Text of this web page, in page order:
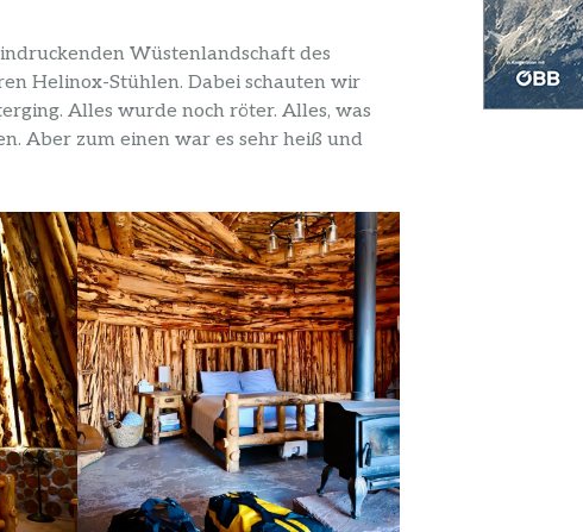
Wüstenlandschaft des
Helinox-Stühlen. Dabei schauten wir
Alles wurde noch röter. Alles, was
Aber zum einen war es sehr heiß und